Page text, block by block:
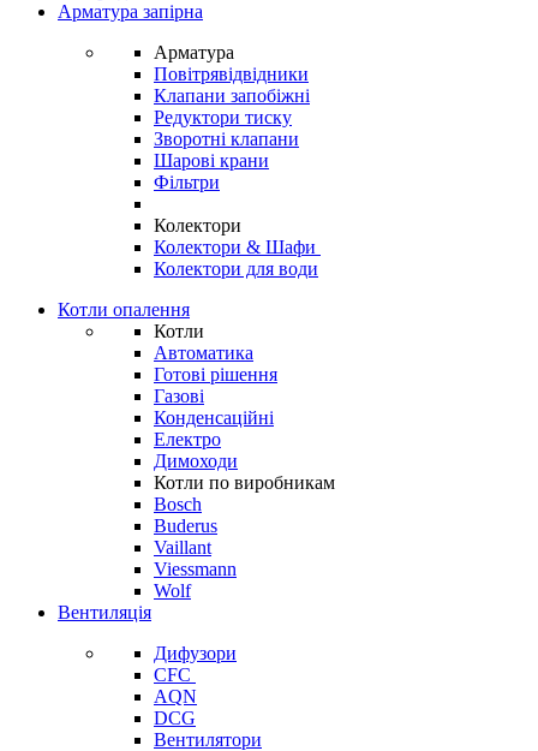
Арматура запірна
Арматура
Повітрявідвідники
Клапани запобіжні
Редуктори тиску
Зворотні клапани
Шарові крани
Фільтри
Колектори
Колектори & Шафи
Колектори для води
Котли опалення
Котли
Автоматика
Готові рішення
Газові
Конденсаційні
Електро
Димоходи
Котли по виробникам
Bosch
Buderus
Vaillant
Viessmann
Wolf
Вентиляція
Дифузори
CFC
AQN
DCG
Вентилятори